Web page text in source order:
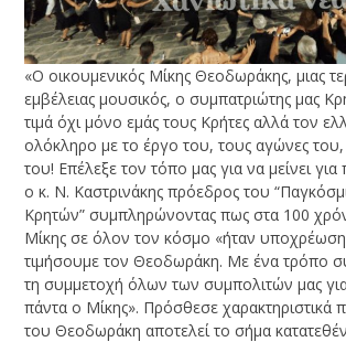
«Ο οικουμενικός Μίκης Θεοδωράκης, μιας
εμβέλειας μουσικός, ο συμπατριώτης μας
τιμά όχι μόνο εμάς τους Κρήτες αλλά τον
ολόκληρο με το έργο του, τους αγώνες
του! Επέλεξε τον τόπο μας για να μείνει
ο κ. Ν. Καστρινάκης πρόεδρος του
Κρητών” συμπληρώνοντας πως στα 100
Μίκης σε όλον τον κόσμο «ήταν
τιμήσουμε τον Θεοδωράκη. Με ένα τρόπο
τη συμμετοχή όλων των συμπολιτών μας
πάντα ο Μίκης». Πρόσθεσε χαρακτηριστικά
του Θεοδωράκη αποτελεί το σήμα